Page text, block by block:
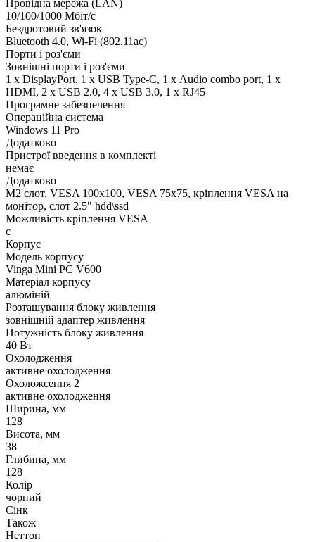
Провідна мережа (LAN)
10/100/1000 Мбіт/с
Бездротовий зв'язок
Bluetooth 4.0, Wi-Fi (802.11ac)
Порти і роз'єми
Зовнішні порти і роз'єми
1 x DisplayPort, 1 x USB Type-C, 1 х Audio combo port, 1 х
HDMI, 2 x USB 2.0, 4 x USB 3.0, 1 x RJ45
Програмне забезпечення
Операційна система
Windows 11 Pro
Додатково
Пристрої введення в комплекті
немає
Додатково
M2 слот, VESA 100x100, VESA 75x75, кріплення VESA на
монітор, слот 2.5" hdd\ssd
Можливість кріплення VESA
є
Корпус
Модель корпусу
Vinga Mini PC V600
Матеріал корпусу
алюміній
Розташування блоку живлення
зовнішній адаптер живлення
Потужність блоку живлення
40 Вт
Охолодження
активне охолодження
Охоложєення 2
активне охолодження
Ширина, мм
128
Висота, мм
38
Глибина, мм
128
Колір
чорний
Сінк
Також
Неттоп